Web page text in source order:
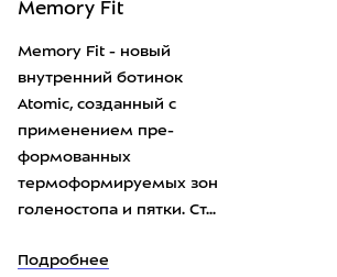
Memory Fit
Memory Fit - новый
внутренний ботинок
Atomic, созданный с
применением пре-
формованных
термоформируемых зон
голеностопа и пятки. Ст...
Подробнее